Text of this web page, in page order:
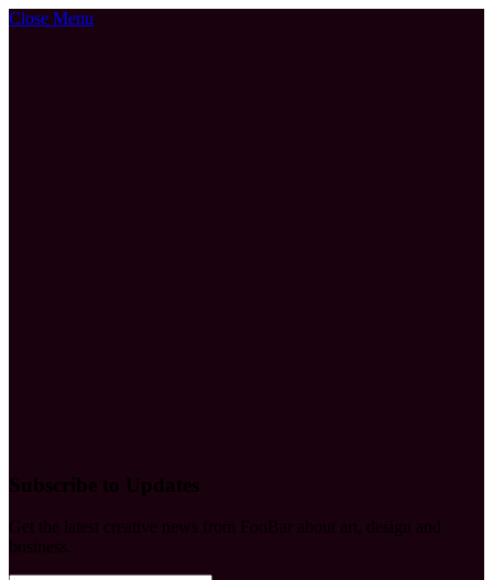
Close Menu
Subscribe to Updates
Get the latest creative news from FooBar about art, design and
business.